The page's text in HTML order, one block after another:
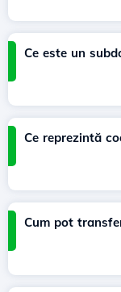
Ce este un
Ce reprezintă
Cum pot